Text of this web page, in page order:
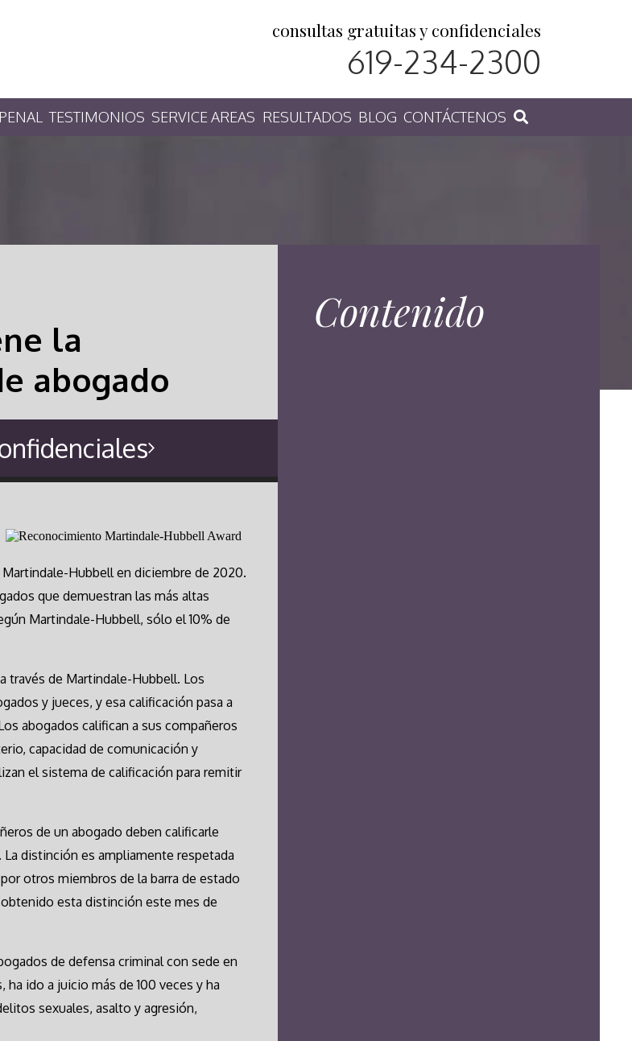
consultas gratuitas y confidenciales
619-234-2300
TESTIMONIOS SERVICE AREAS RESULTADOS BLOG CONTÁCTENOS
la
abogado
Hubbell en diciembre de 2020.
que demuestran las más altas
Martindale-Hubbell, sólo el 10% de
través de Martindale-Hubbell. Los
y jueces, y esa calificación pasa a
abogados califican a sus compañeros
capacidad de comunicación y
el sistema de calificación para remitir
de un abogado deben calificarle
distinción es ampliamente respetada
otros miembros de la barra de estado
esta distinción este mes de
de defensa criminal con sede en
ido a juicio más de 100 veces y ha
sexuales, asalto y agresión,
Contenido